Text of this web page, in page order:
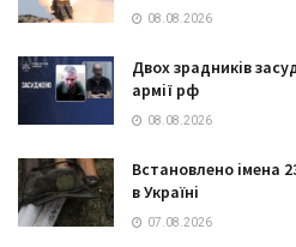
08.08.2026
Двох зрадників
армії рф
08.08.2026
Встановлено імена
в Україні
07.08.2026